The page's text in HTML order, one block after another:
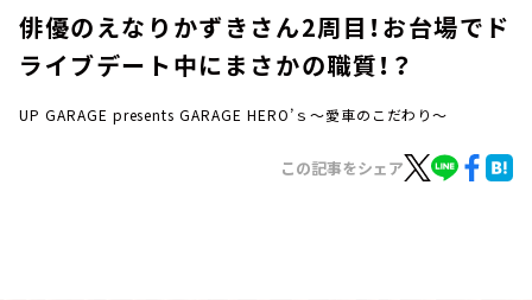
俳優のえなりかずきさん2周目！お台場でド
ライブデート中にまさかの職質！？
UP GARAGE presents GARAGE HERO’ｓ～愛車のこだわり～
この記事をシェア